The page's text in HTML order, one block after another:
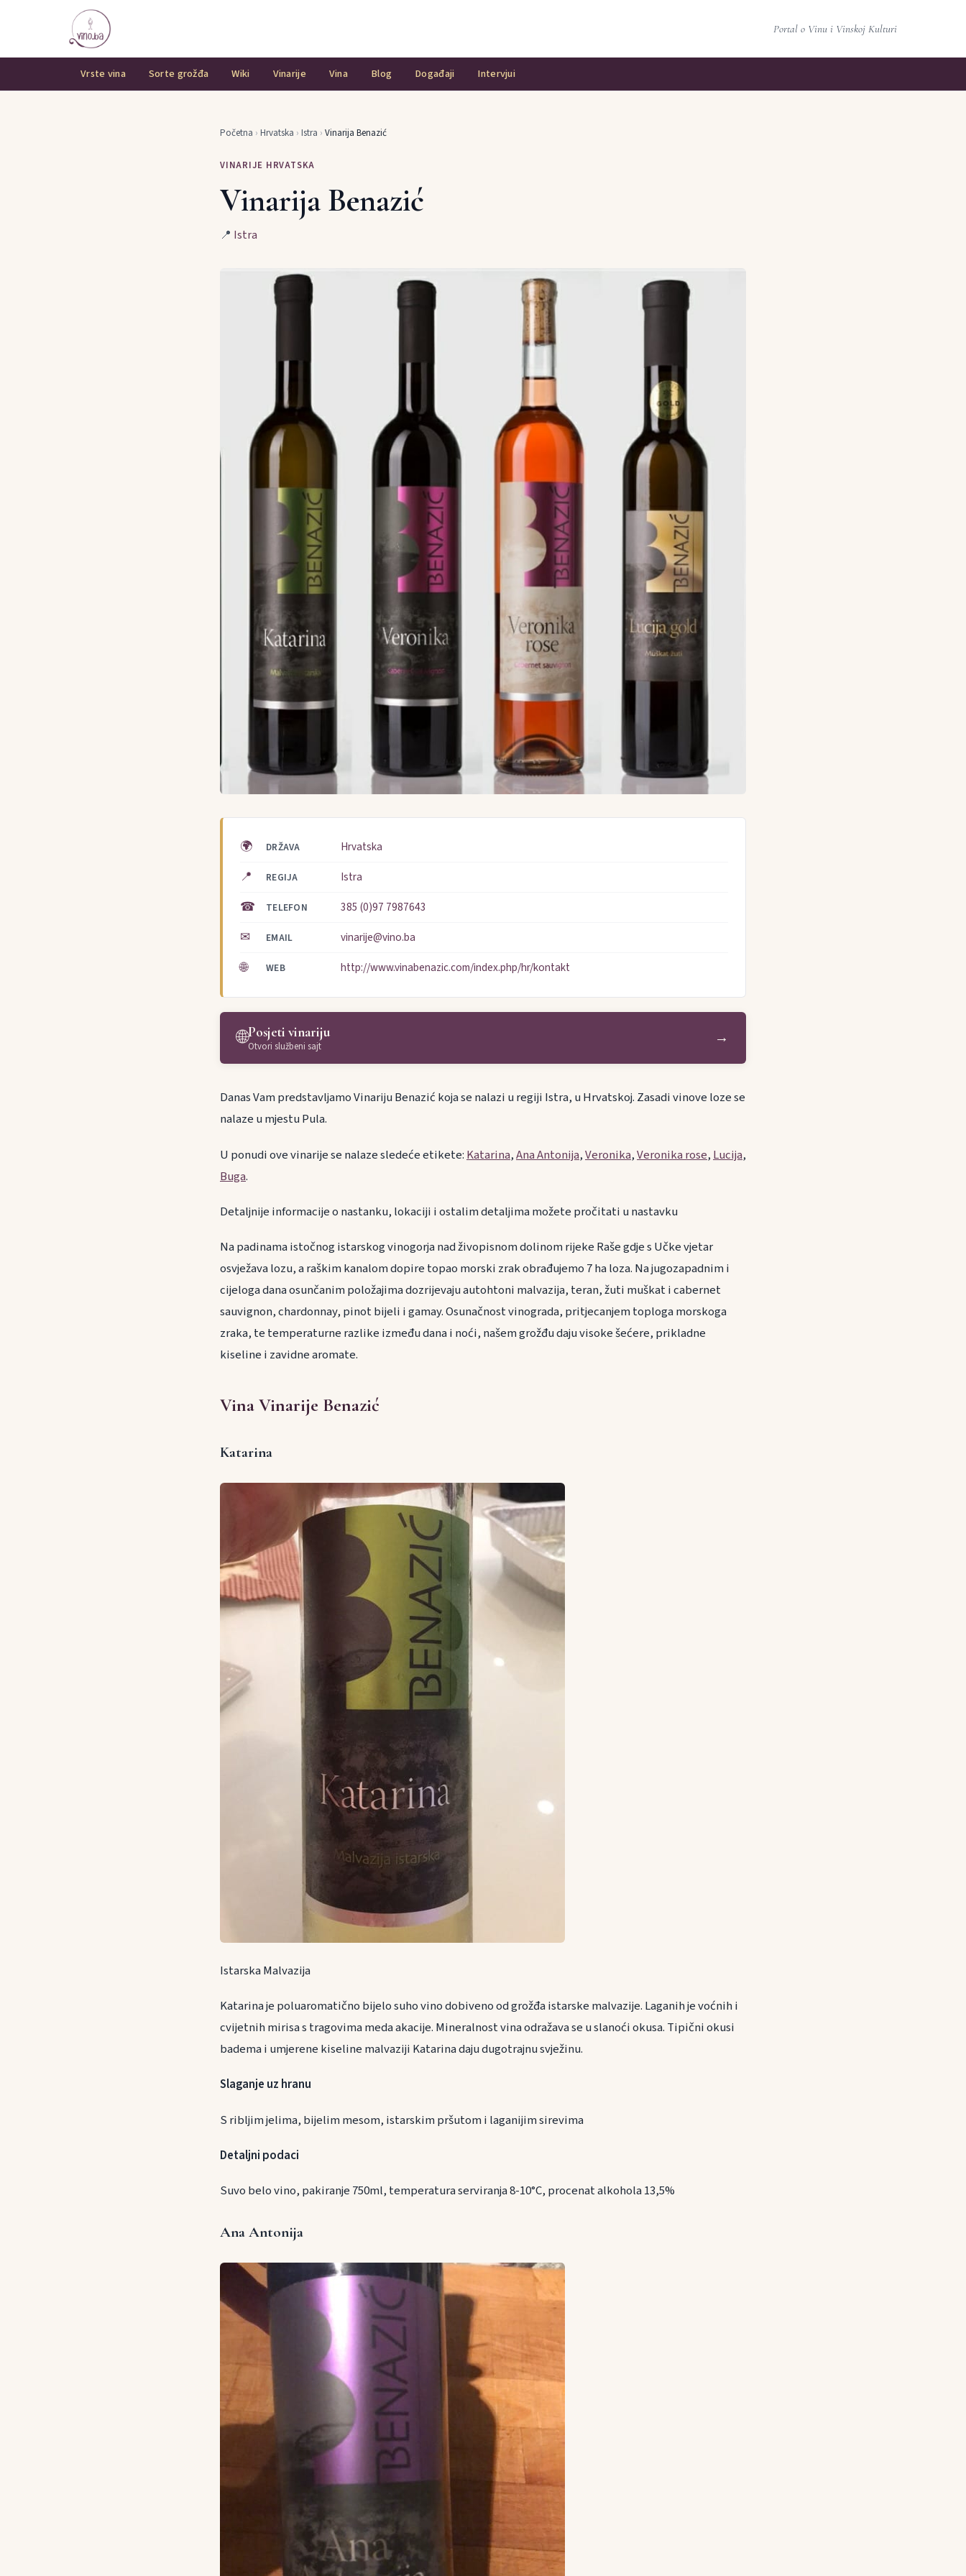
Portal o Vinu i Vinskoj Kulturi
Vrste vina Sorte grožđa Wiki Vinarije Vina Blog Događaji Intervjui
Početna › Hrvatska › Istra › Vinarija Benazić
VINARIJE HRVATSKA
Vinarija Benazić
📍 Istra
🌍 DRŽAVA Hrvatska
📍 REGIJA Istra
☎ TELEFON 385 (0)97 7987643
✉ EMAIL vinarije@vino.ba
🌐 WEB http://www.vinabenazic.com/index.php/hr/kontakt
🌐Posjeti vinariju
Otvori službeni sajt →
Danas Vam predstavljamo Vinariju Benazić koja se nalazi u regiji Istra, u Hrvatskoj. Zasadi vinove loze se
nalaze u mjestu Pula.
U ponudi ove vinarije se nalaze sledeće etikete: Katarina,Ana Antonija,Veronika,Veronika rose, Lucija,
Buga.
Detaljnije informacije o nastanku, lokaciji i ostalim detaljima možete pročitati u nastavku
Na padinama istočnog istarskog vinogorja nad živopisnom dolinom rijeke Raše gdje s Učke vjetar
osvježava lozu, a raškim kanalom dopire topao morski zrak obrađujemo 7 ha loza. Na jugozapadnim i
cijeloga dana osunčanim položajima dozrijevaju autohtoni malvazija, teran, žuti muškat i cabernet
sauvignon, chardonnay, pinot bijeli i gamay. Osunačnost vinograda, pritjecanjem toploga morskoga
zraka, te temperaturne razlike između dana i noći, našem grožđu daju visoke šećere, prikladne
kiseline i zavidne aromate.
Vina Vinarije Benazić
Katarina
Istarska Malvazija
Katarina je poluaromatično bijelo suho vino dobiveno od grožđa istarske malvazije. Laganih je voćnih i
cvijetnih mirisa s tragovima meda akacije. Mineralnost vina odražava se u slanoći okusa. Tipični okusi
badema i umjerene kiseline malvaziji Katarina daju dugotrajnu svježinu.
Slaganje uz hranu
S ribljim jelima, bijelim mesom, istarskim pršutom i laganijim sirevima
Detaljni podaci
Suvo belo vino, pakiranje 750ml, temperatura serviranja 8-10°C, procenat alkohola 13,5%
Ana Antonija